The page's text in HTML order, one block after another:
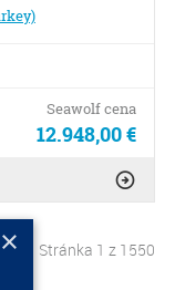
Seawolf cena
12.948,00 €
Stránka 1 z 1550
×